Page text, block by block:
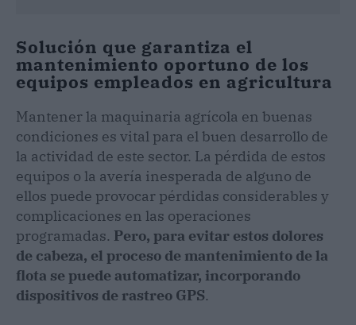
Solución que garantiza el
mantenimiento oportuno de los
equipos empleados en agricultura
Mantener la maquinaria agrícola en buenas
condiciones es vital para el buen desarrollo de
la actividad de este sector. La pérdida de estos
equipos o la avería inesperada de alguno de
ellos puede provocar pérdidas considerables y
complicaciones en las operaciones
programadas. Pero, para evitar estos dolores
de cabeza, el proceso de mantenimiento de la
flota se puede automatizar, incorporando
dispositivos de rastreo GPS.